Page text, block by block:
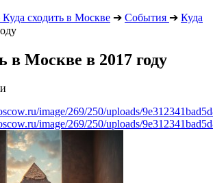
сходить в Москве ➔ События ➔ Куда
в Москве в 2017 году
image/269/250/uploads/
image/269/250/uploads/